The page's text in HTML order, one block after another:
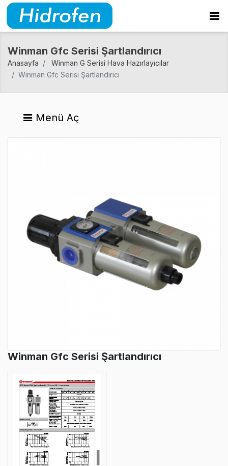
Winman Gfc Serisi Şartlandırıcı
Anasayfa
Winman G Serisi Hava Hazırlayıcılar
Winman Gfc Serisi Şartlandırıcı
Menü Aç
Winman Gfc Serisi Şartlandırıcı